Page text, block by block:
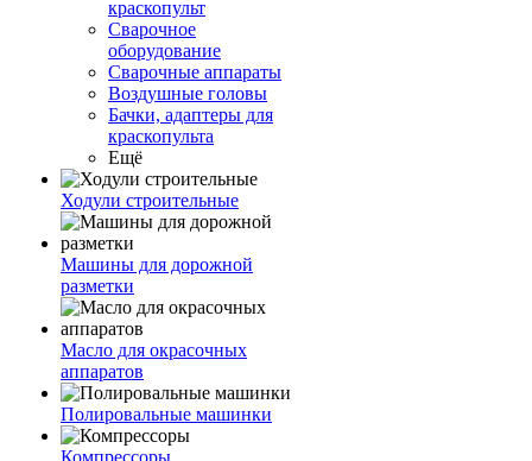
краскопульт
Сварочное
оборудование
Сварочные аппараты
Воздушные головы
Бачки, адаптеры для
краскопульта
Ещё
Ходули строительные
Машины для дорожной
разметки
Масло для окрасочных
аппаратов
Полировальные машинки
Компрессоры